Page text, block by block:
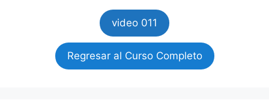
video 011
Regresar al Curso Completo